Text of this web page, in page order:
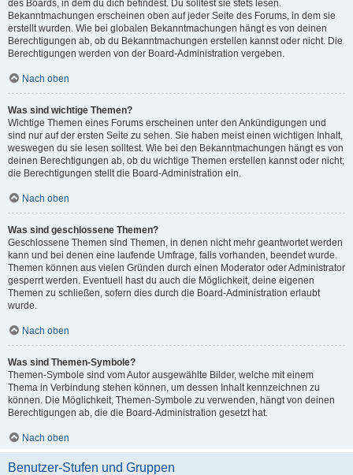
des Boards, in dem du dich befindest. Du solltest sie stets lesen.
Bekanntmachungen erscheinen oben auf jeder Seite des Forums, in dem sie
erstellt wurden. Wie bei globalen Bekanntmachungen hängt es von deinen
Berechtigungen ab, ob du Bekanntmachungen erstellen kannst oder nicht. Die
Berechtigungen werden von der Board-Administration vergeben.
Nach oben
Was sind wichtige Themen?
Wichtige Themen eines Forums erscheinen unter den Ankündigungen und
sind nur auf der ersten Seite zu sehen. Sie haben meist einen wichtigen Inhalt,
weswegen du sie lesen solltest. Wie bei den Bekanntmachungen hängt es von
deinen Berechtigungen ab, ob du wichtige Themen erstellen kannst oder nicht;
die Berechtigungen stellt die Board-Administration ein.
Nach oben
Was sind geschlossene Themen?
Geschlossene Themen sind Themen, in denen nicht mehr geantwortet werden
kann und bei denen eine laufende Umfrage, falls vorhanden, beendet wurde.
Themen können aus vielen Gründen durch einen Moderator oder Administrator
gesperrt werden. Eventuell hast du auch die Möglichkeit, deine eigenen
Themen zu schließen, sofern dies durch die Board-Administration erlaubt
wurde.
Nach oben
Was sind Themen-Symbole?
Themen-Symbole sind vom Autor ausgewählte Bilder, welche mit einem
Thema in Verbindung stehen können, um dessen Inhalt kennzeichnen zu
können. Die Möglichkeit, Themen-Symbole zu verwenden, hängt von deinen
Berechtigungen ab, die die Board-Administration gesetzt hat.
Nach oben
Benutzer-Stufen und Gruppen